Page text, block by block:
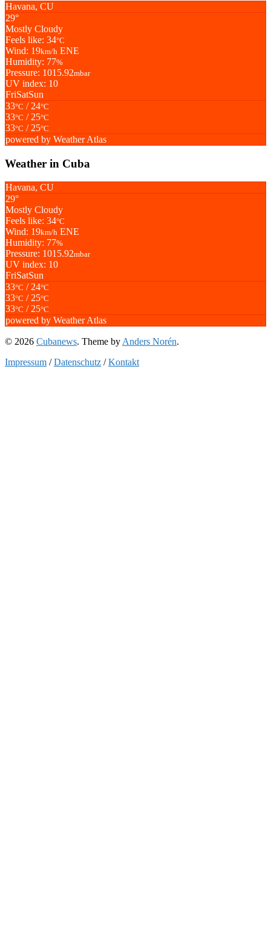
Havana, CU
29°
Mostly Cloudy
Feels like: 34°C
Wind: 19km/h ENE
Humidity: 77%
Pressure: 1015.92mbar
UV index: 10
FriSatSun
33°C / 24°C
33°C / 25°C
33°C / 25°C
powered by Weather Atlas
Weather in Cuba
Havana, CU
29°
Mostly Cloudy
Feels like: 34°C
Wind: 19km/h ENE
Humidity: 77%
Pressure: 1015.92mbar
UV index: 10
FriSatSun
33°C / 24°C
33°C / 25°C
33°C / 25°C
powered by Weather Atlas
© 2026 Cubanews. Theme byAnders Norén.
Impressum /Datenschutz /Kontakt